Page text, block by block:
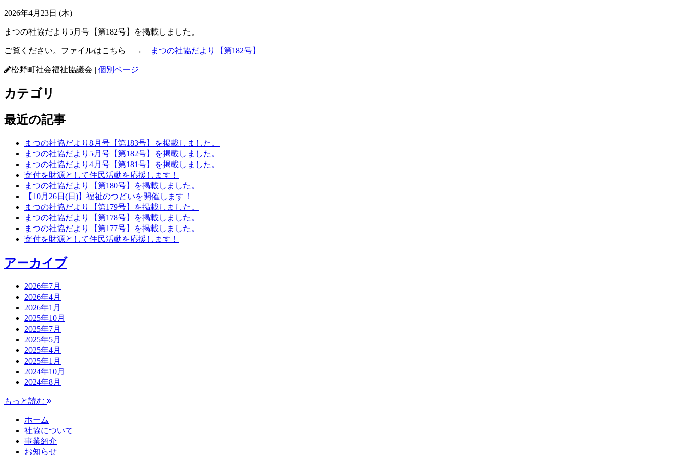
2026年4月23日 (木)
まつの社協だより5月号【第182号】を掲載しました。
ご覧ください。ファイルはこちら → まつの社協だより【第182号】
松野町社会福祉協議会 | 個別ページ
カテゴリ
最近の記事
まつの社協だより8月号【第183号】を掲載しました。
まつの社協だより5月号【第182号】を掲載しました。
まつの社協だより4月号【第181号】を掲載しました。
寄付を財源として住民活動を応援します！
まつの社協だより【第180号】を掲載しました。
【10月26日(日)】福祉のつどいを開催します！
まつの社協だより【第179号】を掲載しました。
まつの社協だより【第178号】を掲載しました。
まつの社協だより【第177号】を掲載しました。
寄付を財源として住民活動を応援します！
アーカイブ
2026年7月
2026年4月
2026年1月
2025年10月
2025年7月
2025年5月
2025年4月
2025年1月
2024年10月
2024年8月
もっと読む
ホーム
社協について
事業紹介
お知らせ